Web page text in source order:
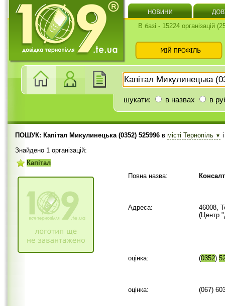
В базі - 15224 організацій
шукати: в назвах в
ПОШУК: Капітал Микулинецька (0352) 525996 в місті Тернопіль ▼
Знайдено 1 організацій:
Капітал
Повна назва:
Адреса:
46008,
(Центр
оцінка: (0352)
оцінка: (067)